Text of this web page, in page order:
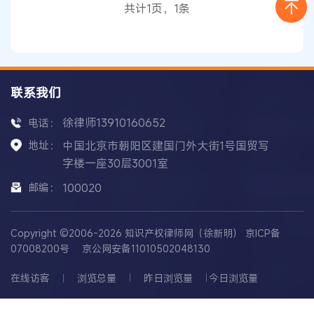
网站涉嫌侵权，在取证时注意
共计1页，1条
联系我们
电话： 徐律师13910160652
地址：
中国北京市朝阳区建国门外大街1号国贸写
字楼一座30层3001室
邮编： 100020
Copyright ©2006-2026 知识产权律师网（徐新明） 京ICP备
07008200号
京公网安备11010502048130
在线访客 浏览总量 昨日浏览量 今日浏览量